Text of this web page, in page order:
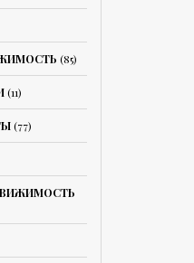
(85)
(11)
(77)